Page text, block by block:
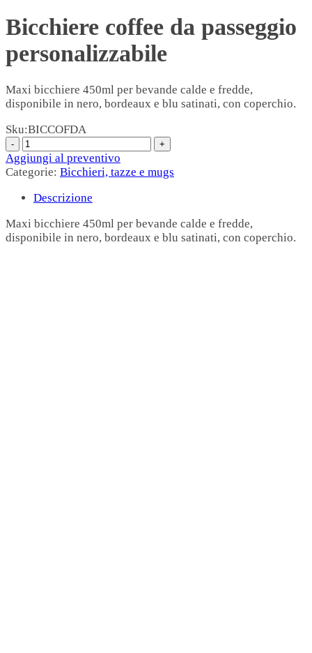
Bicchiere coffee da passeggio
personalizzabile
Maxi bicchiere 450ml per bevande calde e fredde,
disponibile in nero, bordeaux e blu satinati, con coperchio.
Sku:BICCOFDA
Aggiungi al preventivo
Categorie: Bicchieri, tazze e mugs
Descrizione
Maxi bicchiere 450ml per bevande calde e fredde,
disponibile in nero, bordeaux e blu satinati, con coperchio.